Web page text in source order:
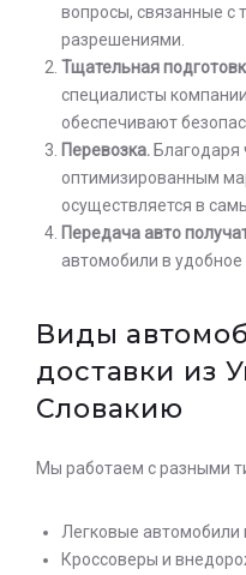
вопросы, связанные
разрешениями.
Тщательная
специалисты
обеспечивают
Перевозка. Благодаря
оптимизированным
осуществляется в
Передача авто
автомобили в удобное
Виды
доставки из
Словакию
Мы работаем с разными
Легковые автомобили
Кроссоверы и